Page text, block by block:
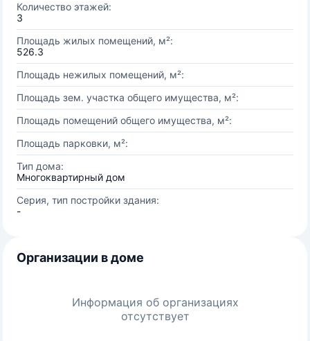
Количество этажей:
3
Площадь жилых помещений, м²:
526.3
Площадь нежилых помещений, м²:
Площадь зем. участка общего имущества, м²:
Площадь помещений общего имущества, м²:
Площадь парковки, м²:
Тип дома:
Многоквартирный дом
Серия, тип постройки здания:
-
Организации в доме
Информация об организациях
отсутствует